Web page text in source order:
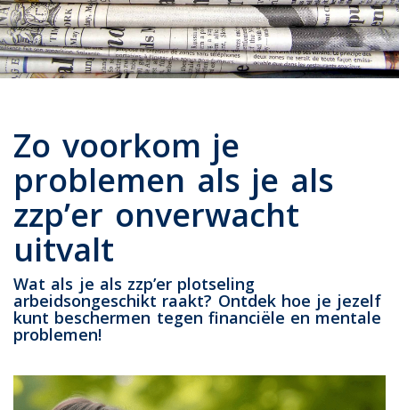
Zo voorkom je
problemen als je als
zzp’er onverwacht
uitvalt
Wat als je als zzp’er plotseling
arbeidsongeschikt raakt? Ontdek hoe je jezelf
kunt beschermen tegen financiële en mentale
problemen!